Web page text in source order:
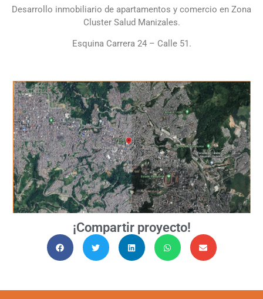
Desarrollo inmobiliario de apartamentos y comercio en Zona
Cluster Salud Manizales.
Esquina Carrera 24 – Calle 51.
¡Compartir proyecto!